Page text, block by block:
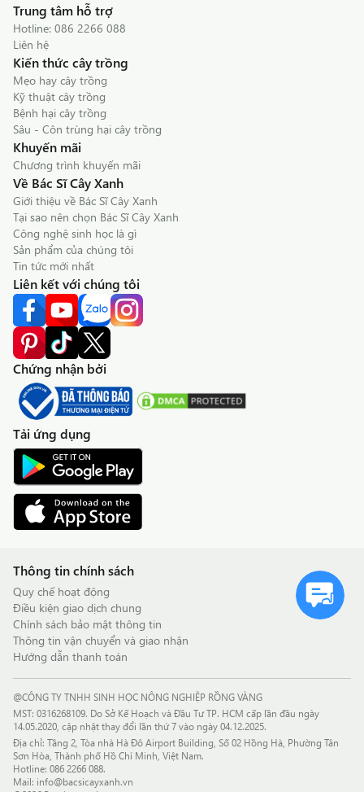
Trung tâm hỗ trợ
Hotline: 086 2266 088
Liên hệ
Kiến thức cây trồng
Mẹo hay cây trồng
Kỹ thuật cây trồng
Bệnh hại cây trồng
Sâu - Côn trùng hại cây trồng
Khuyến mãi
Chương trình khuyến mãi
Về Bác Sĩ Cây Xanh
Giới thiệu về Bác Sĩ Cây Xanh
Tại sao nên chọn Bác Sĩ Cây Xanh
Công nghệ sinh học là gì
Sản phẩm của chúng tôi
Tin tức mới nhất
Liên kết với chúng tôi
Chứng nhận bởi
Tải ứng dụng
Thông tin chính sách
Quy chế hoạt động
Điều kiện giao dịch chung
Chính sách bảo mật thông tin
Thông tin vận chuyển và giao nhận
Hướng dẫn thanh toán
@CÔNG TY TNHH SINH HỌC NÔNG NGHIỆP RỒNG VÀNG
MST: 0316268109. Do Sở Kế Hoạch và Đầu Tư TP. HCM cấp lần đầu ngày
14.05.2020, cập nhật thay đổi lần thứ 7 vào ngày 04.12.2025.
Địa chỉ: Tầng 2, Tòa nhà Hà Đô Airport Building, Số 02 Hồng Hà, Phường Tân
Sơn Hòa, Thành phố Hồ Chí Minh, Việt Nam.
Hotline: 086 2266 088.
Mail: info@bacsicayxanh.vn